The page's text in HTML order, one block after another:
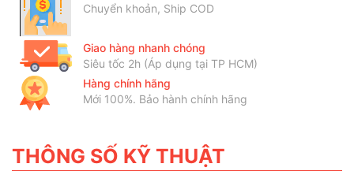
Chuyển khoản, Ship COD
Giao hàng nhanh chóng
Siêu tốc 2h (Áp dụng tại TP HCM)
Hàng chính hãng
Mới 100%. Bảo hành chính hãng
THÔNG SỐ KỸ THUẬT